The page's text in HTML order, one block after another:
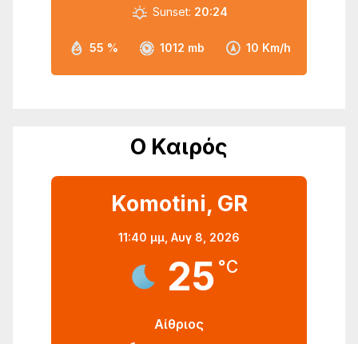
55 % 1012 mb 10 Km/h
Sunset: 20:24
Ο Καιρός
Komotini, GR
11:40 μμ, Αυγ 8, 2026
25 °C
Αίθριος